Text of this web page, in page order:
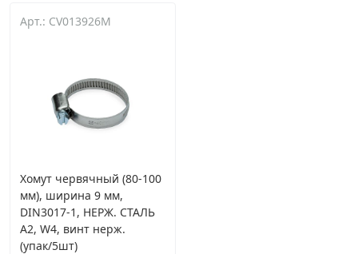
Арт.: CV013926M
Хомут червячный (80-100
мм), ширина 9 мм,
DIN3017-1, НЕРЖ. СТАЛЬ
A2, W4, винт нерж.
(упак/5шт)